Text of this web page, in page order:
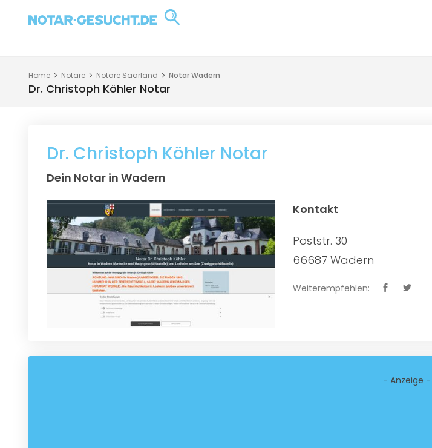
Home Notare Notare Saarland Notar Wadern
Dr. Christoph Köhler Notar
Dr. Christoph Köhler Notar
Dein Notar in Wadern
Kontakt
Poststr. 30
66687 Wadern
Weiterempfehlen:
- Anzeige -